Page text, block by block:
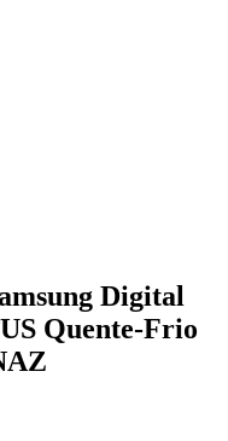
Digital
Quente-Frio